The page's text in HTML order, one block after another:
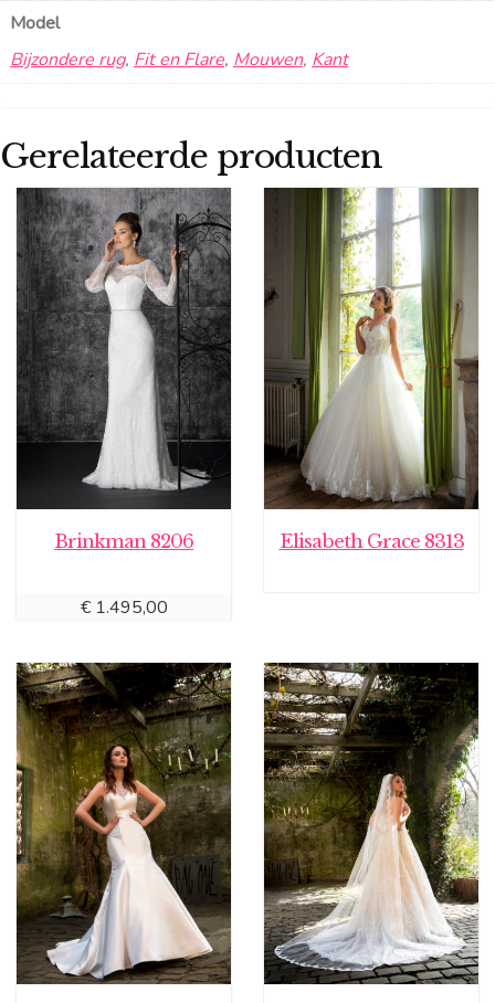
Model
Bijzondere rug, Fit en Flare, Mouwen, Kant
Gerelateerde producten
Brinkman 8206
€1.495,00
Elisabeth Grace 8313